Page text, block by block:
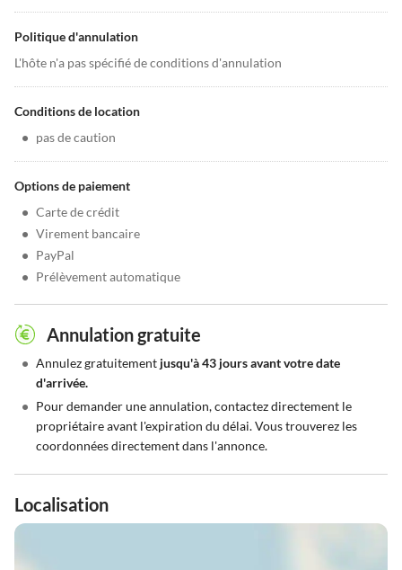
Politique d'annulation
L'hôte n'a pas spécifié de conditions d'annulation
Conditions de location
• pas de caution
Options de paiement
• Carte de crédit
• Virement bancaire
• PayPal
• Prélèvement automatique
Annulation gratuite
• Annulez gratuitement jusqu'à 43 jours avant votre date
d'arrivée.
• Pour demander une annulation, contactez directement le
propriétaire avant l'expiration du délai. Vous trouverez les
coordonnées directement dans l'annonce.
Localisation